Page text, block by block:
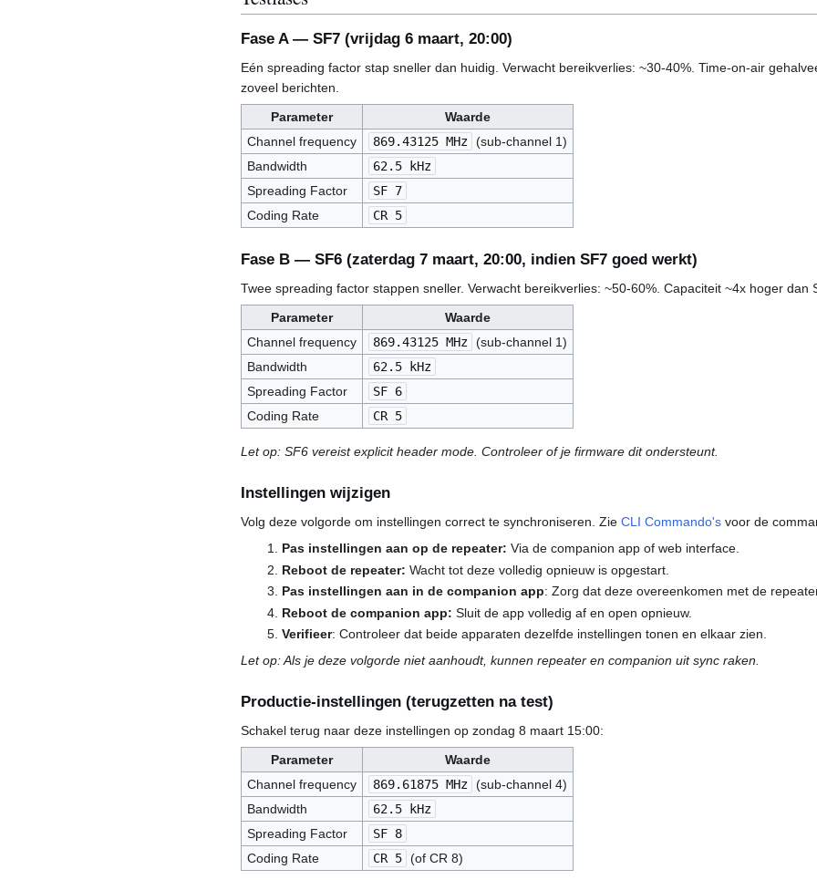
Fase A — SF7 (vrijdag 6 maart, 20:00)
Eén spreading factor stap sneller dan huidig. Verwacht bereikverlies: ~30-40%. Time-on-air
zoveel berichten.
Parameter
Waarde
Channel frequency
869.43125 MHz (sub-channel 1)
Bandwidth
62.5 kHz
Spreading Factor
SF 7
Coding Rate
CR 5
Fase B — SF6 (zaterdag 7 maart, 20:00, indien SF7 goed werkt)
Twee spreading factor stappen sneller. Verwacht bereikverlies: ~50-60%. Capaciteit ~4x hoger dan
Parameter
Waarde
Channel frequency
869.43125 MHz (sub-channel 1)
Bandwidth
62.5 kHz
Spreading Factor
SF 6
Coding Rate
CR 5
Let op: SF6 vereist explicit header mode. Controleer of je firmware dit ondersteunt.
Instellingen wijzigen
Volg deze volgorde om instellingen correct te synchroniseren. Zie CLI Commando's voor de
Pas instellingen aan op de repeater: Via de companion app of web interface.
Reboot de repeater: Wacht tot deze volledig opnieuw is opgestart.
Pas instellingen aan in de companion app: Zorg dat deze overeenkomen met de
Reboot de companion app: Sluit de app volledig af en open opnieuw.
Verifieer: Controleer dat beide apparaten dezelfde instellingen tonen en elkaar zien.
Let op: Als je deze volgorde niet aanhoudt, kunnen repeater en companion uit sync raken.
Productie-instellingen (terugzetten na test)
Schakel terug naar deze instellingen op zondag 8 maart 15:00:
Parameter
Waarde
Channel frequency
869.61875 MHz (sub-channel 4)
Bandwidth
62.5 kHz
Spreading Factor
SF 8
Coding Rate
CR 5 (of CR 8)